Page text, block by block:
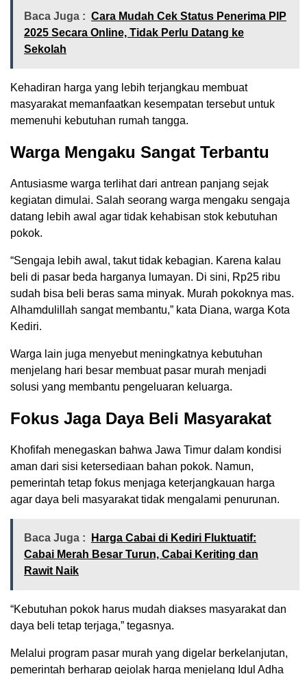
Baca Juga : Cara Mudah Cek Status Penerima PIP
2025 Secara Online, Tidak Perlu Datang ke
Sekolah
Kehadiran harga yang lebih terjangkau membuat
masyarakat memanfaatkan kesempatan tersebut untuk
memenuhi kebutuhan rumah tangga.
Warga Mengaku Sangat Terbantu
Antusiasme warga terlihat dari antrean panjang sejak
kegiatan dimulai. Salah seorang warga mengaku sengaja
datang lebih awal agar tidak kehabisan stok kebutuhan
pokok.
“Sengaja lebih awal, takut tidak kebagian. Karena kalau
beli di pasar beda harganya lumayan. Di sini, Rp25 ribu
sudah bisa beli beras sama minyak. Murah pokoknya mas.
Alhamdulillah sangat membantu,” kata Diana, warga Kota
Kediri.
Warga lain juga menyebut meningkatnya kebutuhan
menjelang hari besar membuat pasar murah menjadi
solusi yang membantu pengeluaran keluarga.
Fokus Jaga Daya Beli Masyarakat
Khofifah menegaskan bahwa Jawa Timur dalam kondisi
aman dari sisi ketersediaan bahan pokok. Namun,
pemerintah tetap fokus menjaga keterjangkauan harga
agar daya beli masyarakat tidak mengalami penurunan.
Baca Juga :
Harga Cabai di Kediri Fluktuatif:
Cabai Merah Besar Turun, Cabai Keriting dan
Rawit Naik
“Kebutuhan pokok harus mudah diakses masyarakat dan
daya beli tetap terjaga,” tegasnya.
Melalui program pasar murah yang digelar berkelanjutan,
pemerintah berharap gejolak harga menjelang Idul Adha